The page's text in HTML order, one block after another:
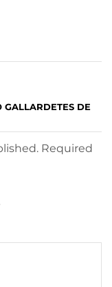
GALLARDETES DE
Required